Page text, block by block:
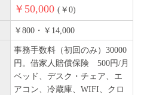
￥50,000 (￥0)
￥800・￥14,000
事務手数料（初回のみ）30000
円。借家人賠償保険 500円/月
ベッド、デスク・チェア、エ
アコン、冷蔵庫、WIFI、クロ